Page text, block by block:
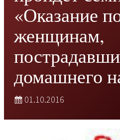
«Оказание
женщинам,
домашнего
01.10.2016